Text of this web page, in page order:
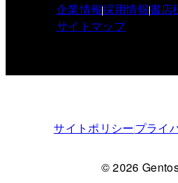
企業情報採用情報書店
サイトマップ
サイトポリシープライ
© 2026